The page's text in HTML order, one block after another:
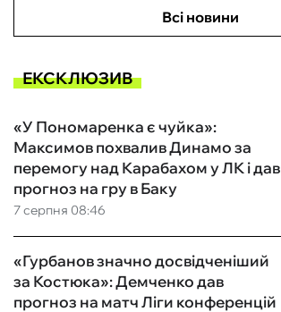
Всі новини
ЕКСКЛЮЗИВ
7 серпня 08:46
«У Пономаренка є чуйка»:
Максимов похвалив Динамо за
перемогу над Карабахом у ЛК і дав
прогноз на гру в Баку
«Гурбанов значно досвідченіший
за Костюка»: Демченко дав
прогноз на матч Ліги конференцій